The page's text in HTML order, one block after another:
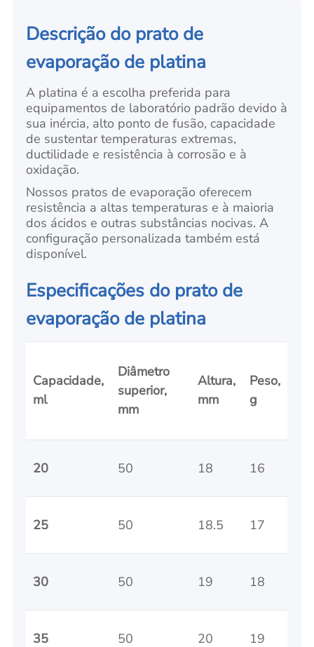
Descrição do prato de
evaporação de platina
A platina é a escolha preferida para
equipamentos de laboratório padrão devido à
sua inércia, alto ponto de fusão, capacidade
de sustentar temperaturas extremas,
ductilidade e resistência à corrosão e à
oxidação.
Nossos pratos de evaporação oferecem
resistência a altas temperaturas e à maioria
dos ácidos e outras substâncias nocivas. A
configuração personalizada também está
disponível.
Especificações do prato de
evaporação de platina
Capacidade,
ml
Diâmetro
superior,
mm
Altura,
mm
Peso,
g
20 50 18 16
25 50 18.5 17
30 50 19 18
35 50 20 19